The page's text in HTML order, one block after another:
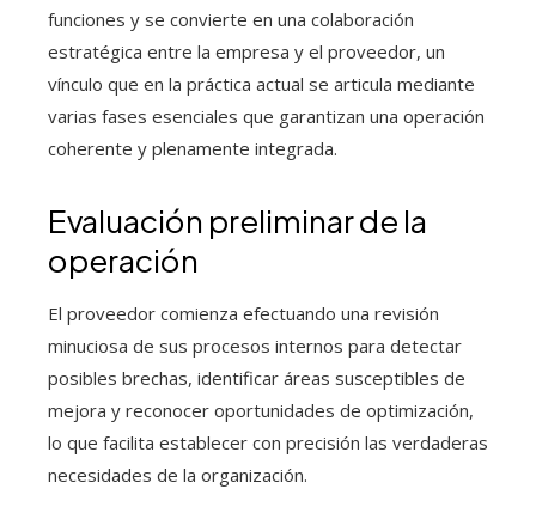
funciones y se convierte en una colaboración
estratégica entre la empresa y el proveedor, un
vínculo que en la práctica actual se articula mediante
varias fases esenciales que garantizan una operación
coherente y plenamente integrada.
Evaluación preliminar de la
operación
El proveedor comienza efectuando una revisión
minuciosa de sus procesos internos para detectar
posibles brechas, identificar áreas susceptibles de
mejora y reconocer oportunidades de optimización,
lo que facilita establecer con precisión las verdaderas
necesidades de la organización.